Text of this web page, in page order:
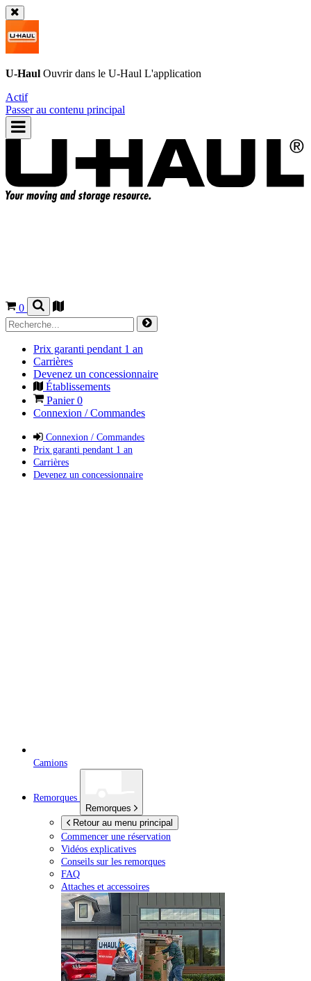
U-Haul Ouvrir dans le U-Haul L'application
Actif
Passer au contenu principal
0
Prix garanti pendant 1 an
Carrières
Devenez un concessionnaire
Établissements
Panier0
Connexion / Commandes
Connexion / Commandes
Prix garanti pendant 1 an
Carrières
Devenez un concessionnaire
Camions
Remorques
Remorques
Retour au menu principal
Commencer une réservation
Vidéos explicatives
Conseils sur les remorques
FAQ
Attaches et accessoires